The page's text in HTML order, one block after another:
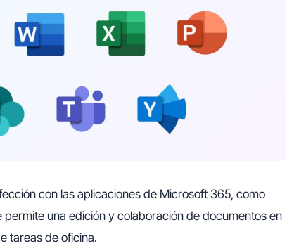
con las aplicaciones de Microsoft 365, como
permite una edición y colaboración de documentos en
tareas de oficina.